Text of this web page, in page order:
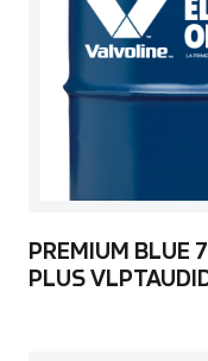
PREMIUM BLUE
PLUS